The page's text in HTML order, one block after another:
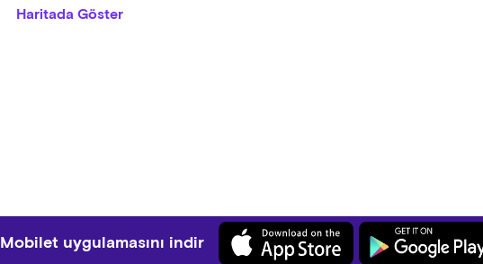
Haritada Göster
Mobilet uygulamasını indir